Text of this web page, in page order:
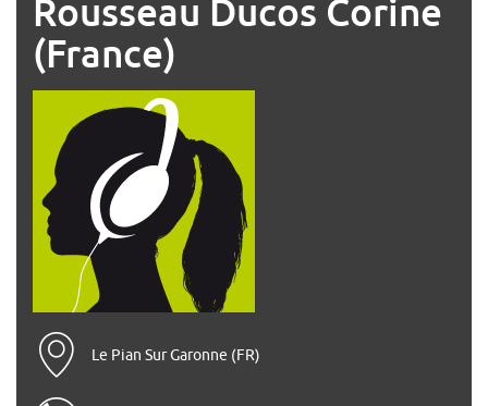
Rousseau Ducos Corine
(France)
Le Pian Sur Garonne (FR)